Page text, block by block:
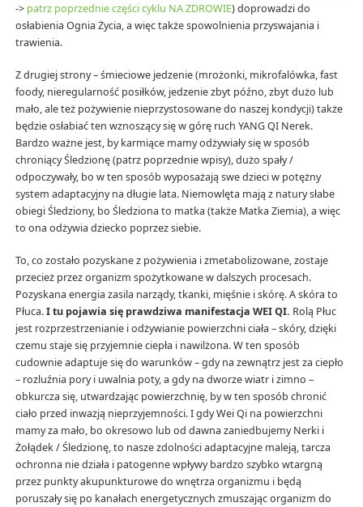
-> patrz poprzednie części cyklu NA ZDROWIE) doprowadzi do
osłabienia Ognia Życia, a więc także spowolnienia przyswajania i
trawienia.
Z drugiej strony – śmieciowe jedzenie (mrożonki, mikrofalówka, fast
foody, nieregularność posiłków, jedzenie zbyt późno, zbyt dużo lub
mało, ale też pożywienie nieprzystosowane do naszej kondycji) także
będzie osłabiać ten wznoszący się w górę ruch YANG QI Nerek.
Bardzo ważne jest, by karmiące mamy odżywiały się w sposób
chroniący Śledzionę (patrz poprzednie wpisy), dużo spały /
odpoczywały, bo w ten sposób wyposażają swe dzieci w potężny
system adaptacyjny na długie lata. Niemowlęta mają z natury słabe
obiegi Śledziony, bo Śledziona to matka (także Matka Ziemia), a więc
to ona odżywia dziecko poprzez siebie.
To, co zostało pozyskane z pożywienia i zmetabolizowane, zostaje
przecież przez organizm spożytkowane w dalszych procesach.
Pozyskana energia zasila narządy, tkanki, mięśnie i skórę. A skóra to
Płuca.I tu pojawia się prawdziwa manifestacja WEI QI. Rolą Płuc
jest rozprzestrzenianie i odżywianie powierzchni ciała – skóry, dzięki
czemu staje się przyjemnie ciepła i nawilżona. W ten sposób
cudownie adaptuje się do warunków – gdy na zewnątrz jest za ciepło
– rozluźnia pory i uwalnia poty, a gdy na dworze wiatr i zimno –
obkurcza się, utwardzając powierzchnię, by w ten sposób chronić
ciało przed inwazją nieprzyjemności. I gdy Wei Qi na powierzchni
mamy za mało, bo okresowo lub od dawna zaniedbujemy Nerki i
Żołądek / Śledzionę, to nasze zdolności adaptacyjne maleją, tarcza
ochronna nie działa i patogenne wpływy bardzo szybko wtargną
przez punkty akupunkturowe do wnętrza organizmu i będą
poruszały się po kanałach energetycznych zmuszając organizm do